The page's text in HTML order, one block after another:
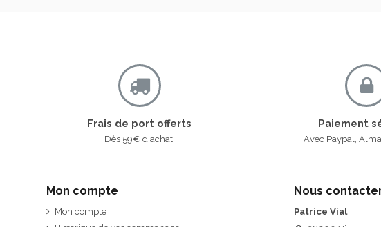
Frais de port offerts
Dès 59€ d'achat.
Paiement
Avec Paypal,
Mon compte
Mon compte
Nous
Patrice Vial